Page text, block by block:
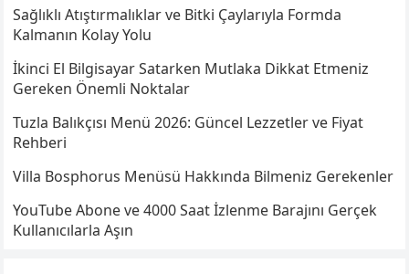
Sağlıklı Atıştırmalıklar ve Bitki Çaylarıyla Formda
Kalmanın Kolay Yolu
İkinci El Bilgisayar Satarken Mutlaka Dikkat Etmeniz
Gereken Önemli Noktalar
Tuzla Balıkçısı Menü 2026: Güncel Lezzetler ve Fiyat
Rehberi
Villa Bosphorus Menüsü Hakkında Bilmeniz Gerekenler
YouTube Abone ve 4000 Saat İzlenme Barajını Gerçek
Kullanıcılarla Aşın